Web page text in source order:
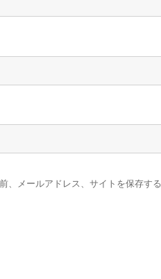
メールアドレス、サイトを保存する